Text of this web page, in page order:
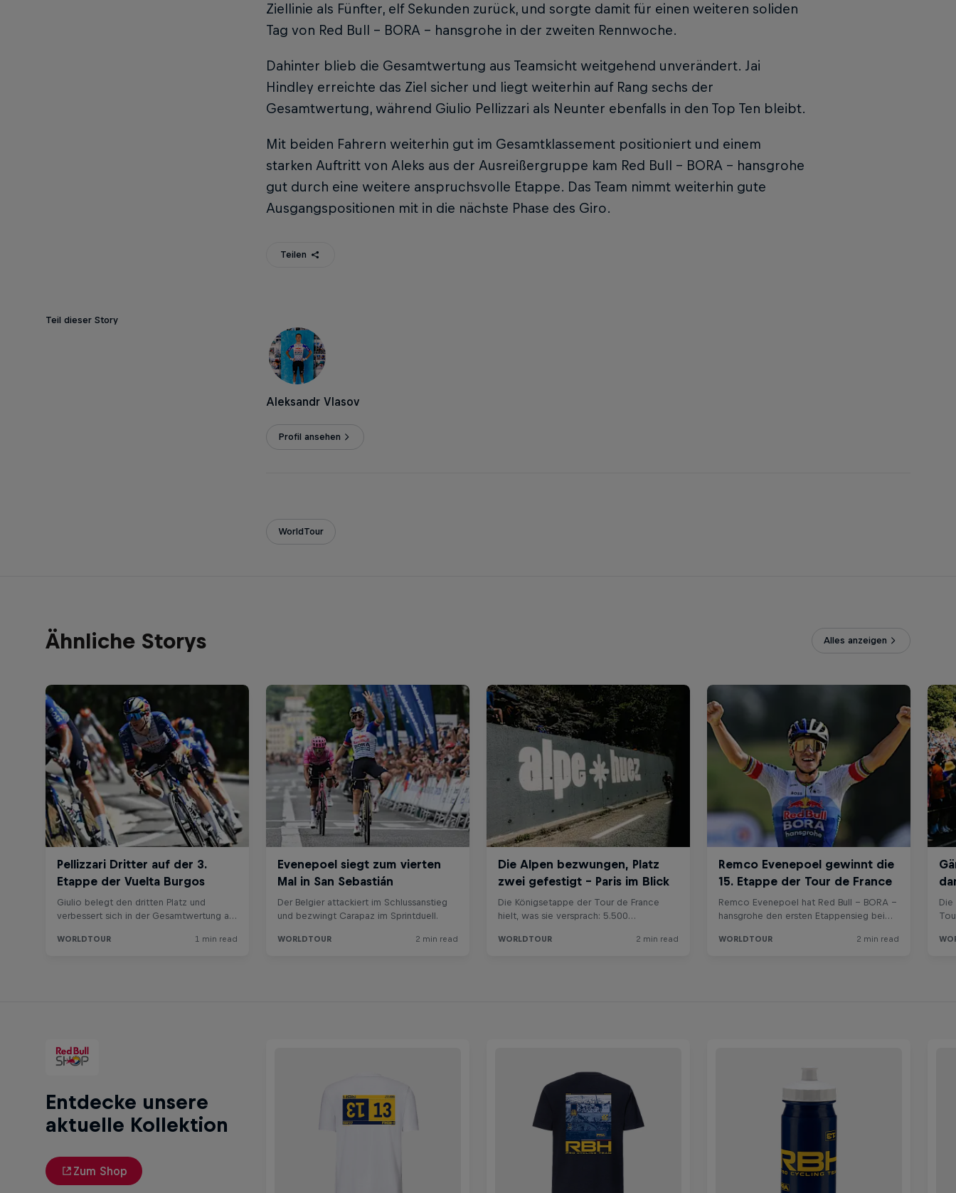
Ziellinie als Fünfter, elf Sekunden zurück, und sorgte damit für einen weiteren soliden
Tag von Red Bull – BORA – hansgrohe in der zweiten Rennwoche.
Dahinter blieb die Gesamtwertung aus Teamsicht weitgehend unverändert. Jai
Hindley erreichte das Ziel sicher und liegt weiterhin auf Rang sechs der
Gesamtwertung, während Giulio Pellizzari als Neunter ebenfalls in den Top Ten bleibt.
Mit beiden Fahrern weiterhin gut im Gesamtklassement positioniert und einem
starken Auftritt von Aleks aus der Ausreißergruppe kam Red Bull – BORA – hansgrohe
gut durch eine weitere anspruchsvolle Etappe. Das Team nimmt weiterhin gute
Ausgangspositionen mit in die nächste Phase des Giro.
Teilen
Teil dieser Story
Aleksandr Vlasov
Profil ansehen
WorldTour
Ähnliche Storys Alles anzeigen
Entdecke unsere
aktuelle Kollektion
Zum Shop